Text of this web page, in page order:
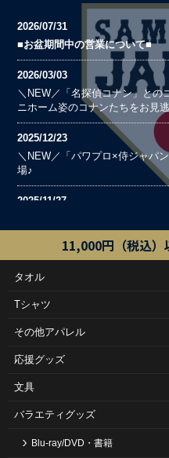
「侍ジャパン×名探偵コナン」フラ
ッグ
2026/07/31
■お盆期間中の営業について■
2026/03/03
＼NEW／「名探偵コナン」との
ニホーム姿のコナンたちをお見逃
2025/12/23
＼NEW／「パワプロ×侍ジャパ
場♪
2025/11/27
在庫数に限りがございますので
2025/11/11
＼NEW／ vs韓国 出場選手のア
2025/11/06
ますのでお早めに！
・ユニホームキーホルダー
結束、その先へ～侍たちの苦悩
11,000円（税込
タオル
Tシャツ
その他アパレル
応援グッズ
文具
バラエティグッズ
Blu-ray/DVD・書籍